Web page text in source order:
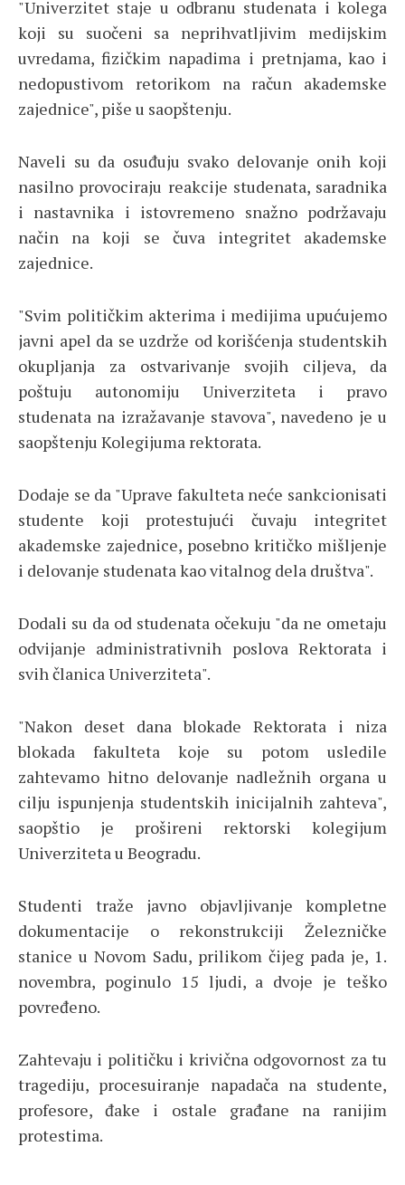
"Univerzitet staje u odbranu studenata i kolega
koji su suočeni sa neprihvatljivim medijskim
uvredama, fizičkim napadima i pretnjama, kao i
nedopustivom retorikom na račun akademske
zajednice", piše u saopštenju.
Naveli su da osuđuju svako delovanje onih koji
nasilno provociraju reakcije studenata, saradnika
i nastavnika i istovremeno snažno podržavaju
način na koji se čuva integritet akademske
zajednice.
"Svim političkim akterima i medijima upućujemo
javni apel da se uzdrže od korišćenja studentskih
okupljanja za ostvarivanje svojih ciljeva, da
poštuju autonomiju Univerziteta i pravo
studenata na izražavanje stavova", navedeno je u
saopštenju Kolegijuma rektorata.
Dodaje se da "Uprave fakulteta neće sankcionisati
studente koji protestujući čuvaju integritet
akademske zajednice, posebno kritičko mišljenje
i delovanje studenata kao vitalnog dela društva".
Dodali su da od studenata očekuju "da ne ometaju
odvijanje administrativnih poslova Rektorata i
svih članica Univerziteta".
"Nakon deset dana blokade Rektorata i niza
blokada fakulteta koje su potom usledile
zahtevamo hitno delovanje nadležnih organa u
cilju ispunjenja studentskih inicijalnih zahteva",
saopštio je prošireni rektorski kolegijum
Univerziteta u Beogradu.
Studenti traže javno objavljivanje kompletne
dokumentacije o rekonstrukciji Železničke
stanice u Novom Sadu, prilikom čijeg pada je, 1.
novembra, poginulo 15 ljudi, a dvoje je teško
povređeno.
Zahtevaju i političku i krivična odgovornost za tu
tragediju, procesuiranje napadača na studente,
profesore, đake i ostale građane na ranijim
protestima.